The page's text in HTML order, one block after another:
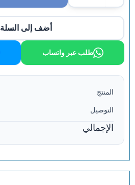
أضف إلى السلة
طلب عبر واتساب
المنتج
التوصيل
الإجمالي